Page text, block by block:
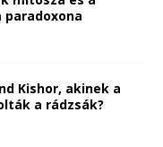
Kishor, akinek a
a rádzsák?